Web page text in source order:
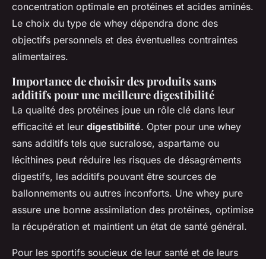
concentration optimale en protéines et acides aminés.
Le choix du type de whey dépendra donc des
objectifs personnels et des éventuelles contraintes
alimentaires.
Importance de choisir des produits sans
additifs pour une meilleure digestibilité
La qualité des protéines joue un rôle clé dans leur
efficacité et leur digestibilité. Opter pour une whey
sans additifs tels que sucralose, aspartame ou
lécithines peut réduire les risques de désagréments
digestifs, les additifs pouvant être sources de
ballonnements ou autres inconforts. Une whey pure
assure une bonne assimilation des protéines, optimise
la récupération et maintient un état de santé général.
Pour les sportifs soucieux de leur santé et de leurs